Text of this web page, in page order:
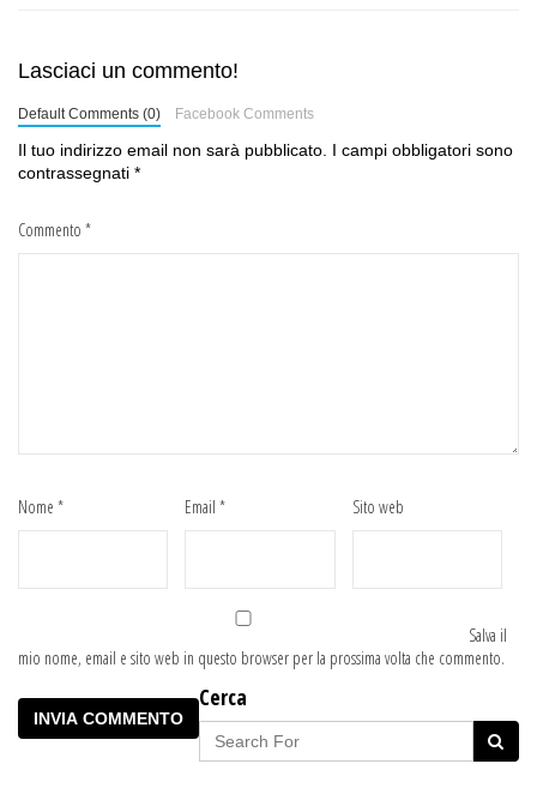
Lasciaci un commento!
Default Comments (0) Facebook Comments
Il tuo indirizzo email non sarà pubblicato. I campi obbligatori sono
contrassegnati *
Commento *
Nome * Email* Sito web
Salva il
mio nome, email e sito web in questo browser per la prossima volta che commento.
Cerca